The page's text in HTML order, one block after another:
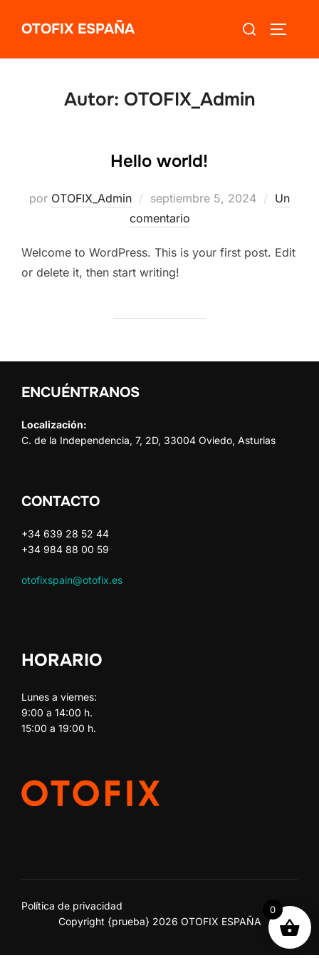
OTOFIX ESPAÑA Buscar:
Autor: OTOFIX_Admin
Hello world!
por OTOFIX_Admin
Publicado
el
septiembre 5, 2024
Un
comentario
Welcome to WordPress. This is your first post. Edit
or delete it, then start writing!
ENCUÉNTRANOS
Localización:
C. de la Independencia, 7, 2D, 33004 Oviedo, Asturias
CONTACTO
+34 639 28 52 44
+34 984 88 00 59
otofixspain@otofix.es
HORARIO
Lunes a viernes:
9:00 a 14:00 h.
15:00 a 19:00 h.
Política de privacidad
Copyright {prueba} 2026 OTOFIX ESPAÑA
0